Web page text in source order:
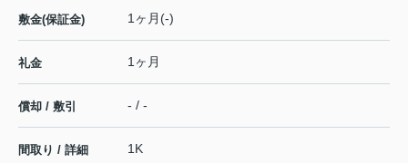
敷金(保証金) 1ヶ月(-)
礼金 1ヶ月
償却 / 敷引 - / -
間取り / 詳細 1K